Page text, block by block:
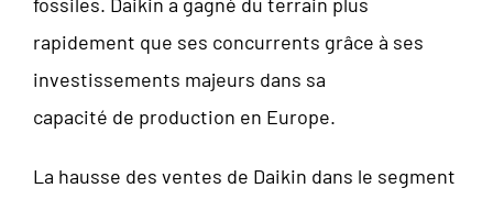
rapidement que ses concurrents grâce à ses
investissements majeurs dans sa
capacité de production en Europe.
La hausse des ventes de Daikin dans le segment